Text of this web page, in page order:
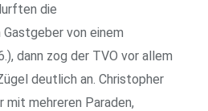
die
von einem
dann zog der TVO vor allem
deutlich an. Christopher
mit mehreren Paraden,